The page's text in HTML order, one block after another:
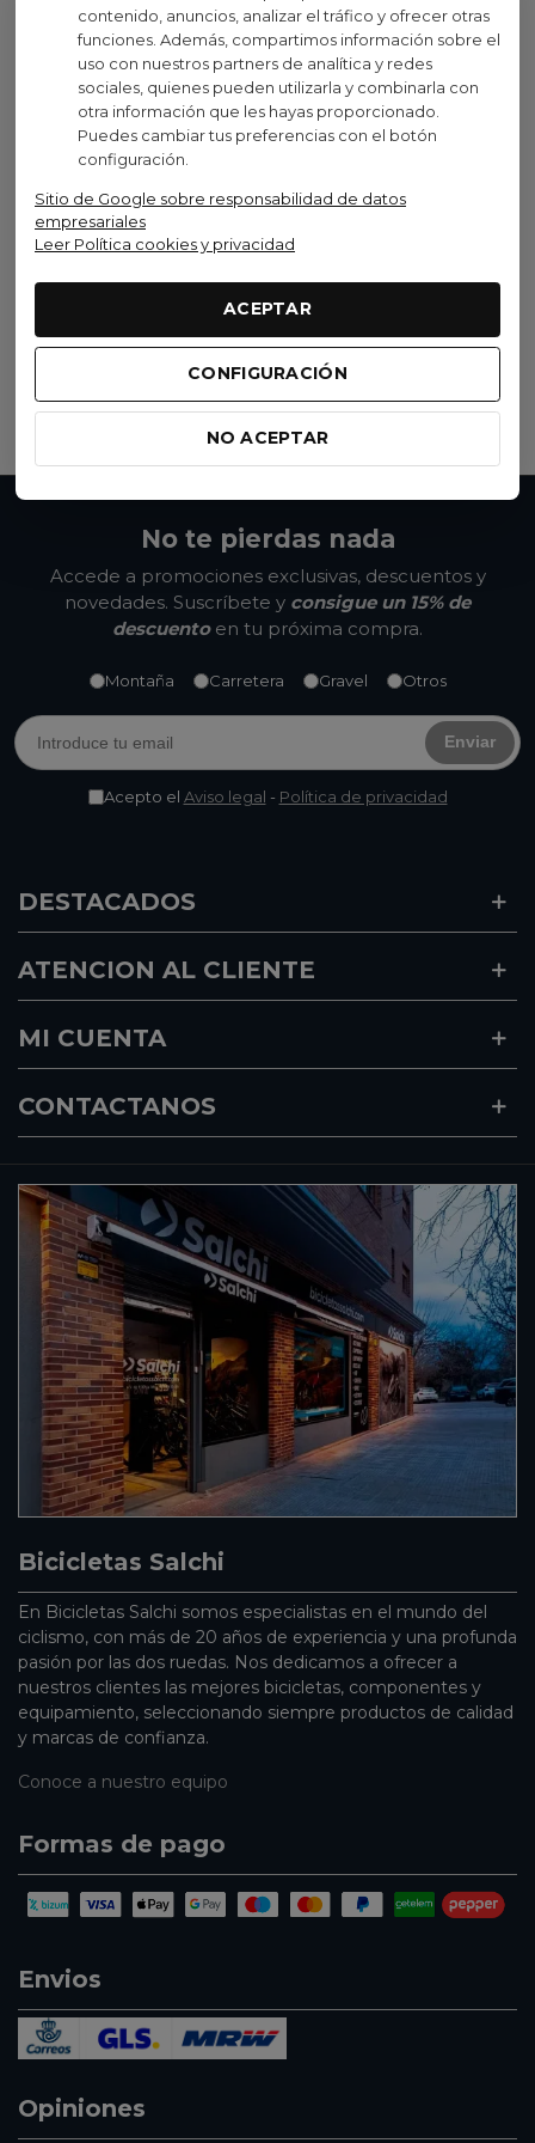
contenido, anuncios, analizar el tráfico y ofrecer otras
funciones. Además, compartimos información sobre el
uso con nuestros partners de analítica y redes
sociales, quienes pueden utilizarla y combinarla con
otra información que les hayas proporcionado.
Puedes cambiar tus preferencias con el botón
configuración.
Sitio de Google sobre responsabilidad de datos
empresariales
Leer Política cookies y privacidad
ACEPTAR
CONFIGURACIÓN
NO ACEPTAR
Visto recientemente
No disponible
Syncros
Rueda Delantera Syncros
1.099,90 € (IVA inc.)
Ver opciones
No te pierdas nada
Accede a promociones exclusivas, descuentos y
novedades. Suscríbete y consigue un 15% de
descuentoen tu próxima compra.
Montaña Carretera Gravel Otros
Enviar
Acepto el Aviso legal - Política de privacidad
DESTACADOS
ATENCION AL CLIENTE
MI CUENTA
CONTACTANOS
Bicicletas Salchi
En Bicicletas Salchi somos especialistas en el mundo del
ciclismo, con más de 20 años de experiencia y una profunda
pasión por las dos ruedas. Nos dedicamos a ofrecer a
nuestros clientes las mejores bicicletas, componentes y
equipamiento, seleccionando siempre productos de calidad
y marcas de confianza.
Conoce a nuestro equipo
Formas de pago
Envios
Opiniones